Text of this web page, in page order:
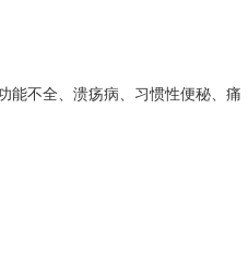
能不全、溃疡病、习惯性便秘、痛